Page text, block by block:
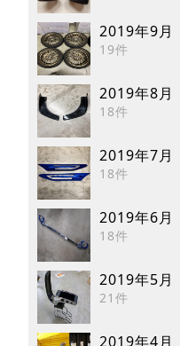
2019年9月
19件
2019年8月
18件
2019年7月
18件
2019年6月
18件
2019年5月
21件
2019年4月